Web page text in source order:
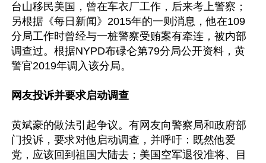
台山移民美国，曾在车衣厂工作，后来考上警察；
另根据《每日新闻》2015年的一则消息，他在109
分局工作时曾经与一桩警察受贿案有牵连，被内部
调查过。根据NYPD布碌仑第79分局公开资料，黄
警官2019年调入该分局。
网友投诉并要求启动调查
黄斌豪的做法引起争议。有网友向警察局和政府部
门投诉，要求对他启动调查，并呼吁：既然他爱
党，应该回到祖国大陆去；美国空军退役准将、目